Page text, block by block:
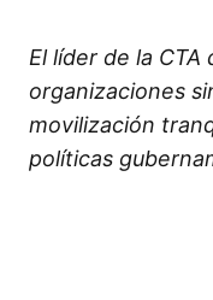
El líder de la CTA
organizaciones
movilización
políticas